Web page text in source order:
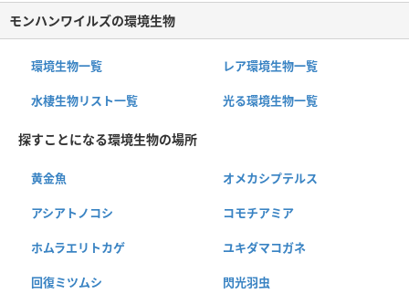
モンハンワイルズの環境生物
環境生物一覧 レア環境生物一覧
水棲生物リスト一覧 光る環境生物一覧
探すことになる環境生物の場所
黄金魚 オメカシプテルス
アシアトノコシ コモチアミア
ホムラエリトカゲ ユキダマコガネ
回復ミツムシ 閃光羽虫